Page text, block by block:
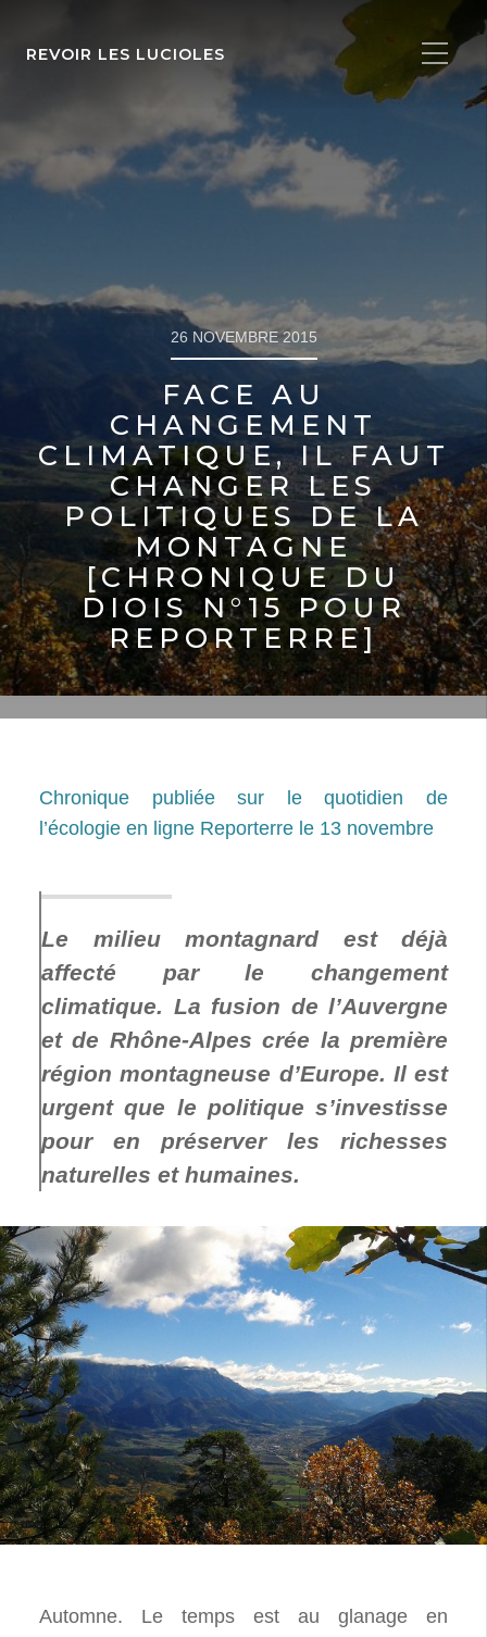
REVOIR LES LUCIOLES
26 NOVEMBRE 2015
FACE AU
CHANGEMENT
CLIMATIQUE, IL FAUT
CHANGER LES
POLITIQUES DE LA
MONTAGNE
[CHRONIQUE DU
DIOIS N°15 POUR
REPORTERRE]
Chronique publiée sur le quotidien de
l’écologie en ligne Reporterre le 13 novembre
Le milieu montagnard est déjà
affecté par le changement
climatique. La fusion de l’Auvergne
et de Rhône-Alpes crée la première
région montagneuse d’Europe. Il est
urgent que le politique s’investisse
pour en préserver les richesses
naturelles et humaines.
Automne. Le temps est au glanage en